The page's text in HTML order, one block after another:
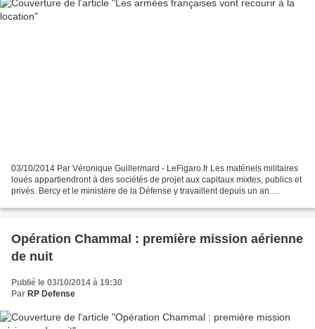
03/10/2014 Par Véronique Guillermard - LeFigaro.fr Les matériels militaires
loués appartiendront à des sociétés de projet aux capitaux mixtes, publics et
privés. Bercy et le ministère de la Défense y travaillent depuis un an.
Opération Chammal : première mission aérienne
de nuit
Publié le 03/10/2014 à 19:30
Par RP Defense